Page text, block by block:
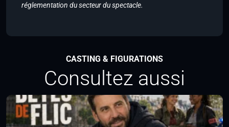
réglementation du secteur du spectacle.
CASTING & FIGURATIONS
Consultez aussi